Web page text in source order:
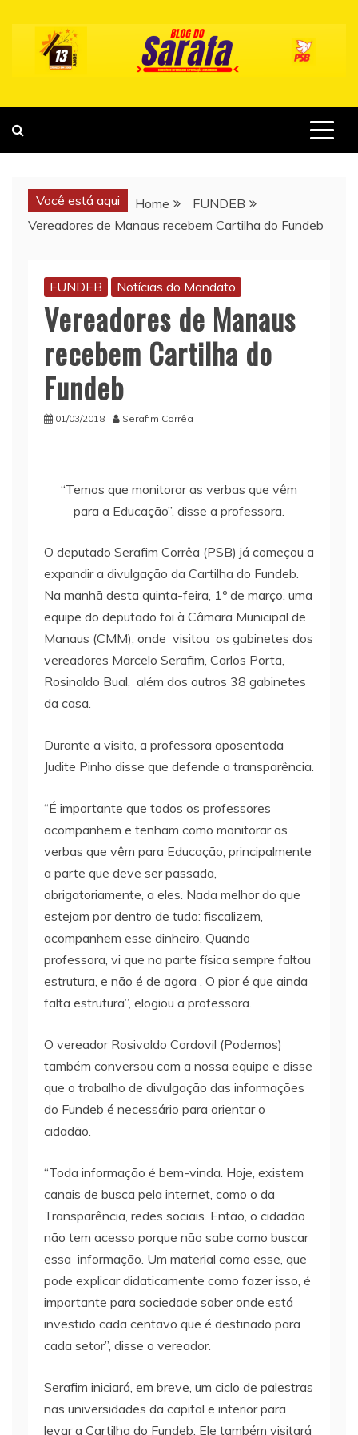
content
Você está aqui Home
FUNDEB
Vereadores de Manaus recebem Cartilha do Fundeb
FUNDEB Notícias do Mandato
Vereadores de Manaus
recebem Cartilha do
Fundeb
01/03/2018 Serafim Corrêa
“Temos que monitorar as verbas que vêm
para a Educação”, disse a professora.
O deputado Serafim Corrêa (PSB) já começou a
expandir a divulgação da Cartilha do Fundeb.
Na manhã desta quinta-feira, 1º de março, uma
equipe do deputado foi à Câmara Municipal de
Manaus (CMM), onde visitou os gabinetes dos
vereadores Marcelo Serafim, Carlos Porta,
Rosinaldo Bual, além dos outros 38 gabinetes
da casa.
Durante a visita, a professora aposentada
Judite Pinho disse que defende a transparência.
“É importante que todos os professores
acompanhem e tenham como monitorar as
verbas que vêm para Educação, principalmente
a parte que deve ser passada,
obrigatoriamente, a eles. Nada melhor do que
estejam por dentro de tudo: fiscalizem,
acompanhem esse dinheiro. Quando
professora, vi que na parte física sempre faltou
estrutura, e não é de agora . O pior é que ainda
falta estrutura”, elogiou a professora.
O vereador Rosivaldo Cordovil (Podemos)
também conversou com a nossa equipe e disse
que o trabalho de divulgação das informações
do Fundeb é necessário para orientar o
cidadão.
“Toda informação é bem-vinda. Hoje, existem
canais de busca pela internet, como o da
Transparência, redes sociais. Então, o cidadão
não tem acesso porque não sabe como buscar
essa informação. Um material como esse, que
pode explicar didaticamente como fazer isso, é
importante para sociedade saber onde está
investido cada centavo que é destinado para
cada setor”, disse o vereador.
Serafim iniciará, em breve, um ciclo de palestras
nas universidades da capital e interior para
levar a Cartilha do Fundeb. Ele também visitará